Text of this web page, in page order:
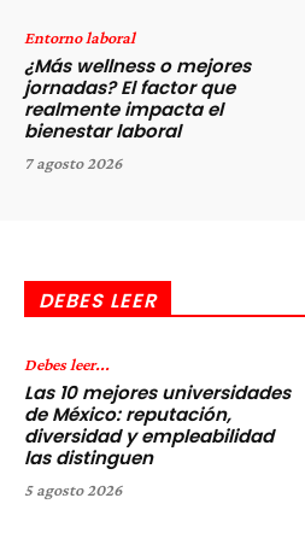
Entorno laboral
¿Más wellness o mejores
jornadas? El factor que
realmente impacta el
bienestar laboral
7 agosto 2026
DEBES LEER
Debes leer...
Las 10 mejores universidades
de México: reputación,
diversidad y empleabilidad
las distinguen
5 agosto 2026